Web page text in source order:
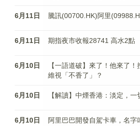
6月11日 騰訊(00700.HK)阿里
6月11日 期指夜市收報28741 高水2點
6月10日
【一語道破】來了！他來了
維視「不香了」？
6月10日 【解讀】中煙香港：淡定，
6月10日 阿里巴巴開發自駕卡車，名字